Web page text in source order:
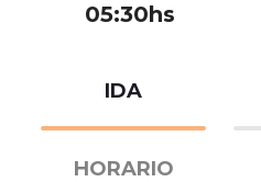
05:30hs
IDA
HORARIO